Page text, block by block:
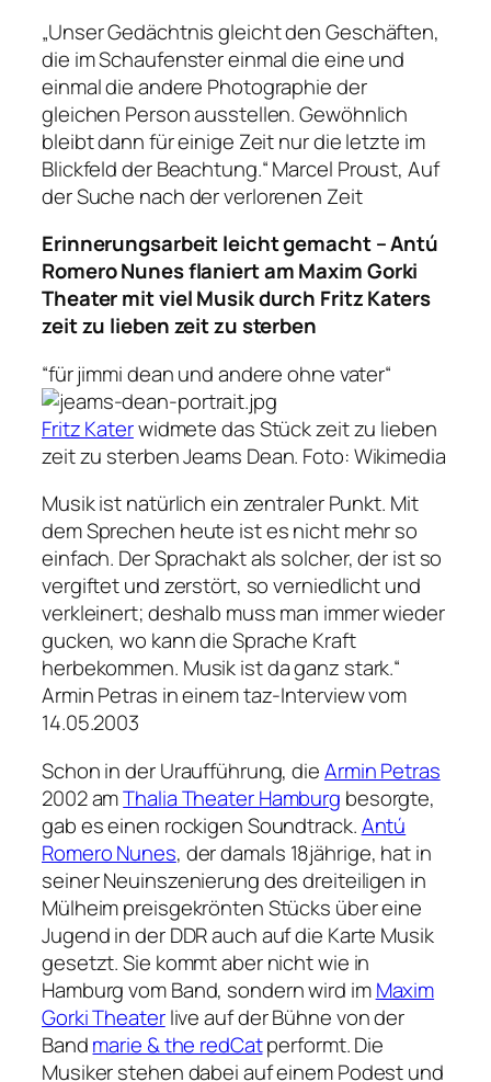
„UnserGedächtnis gleicht den Geschäften,
die im Schaufenster einmal die eine und
einmal die andere Photographie der
gleichen Person ausstellen. Gewöhnlich
bleibt dann für einige Zeit nur die letzte im
Blickfeld der Beachtung.“Marcel Proust, Auf
der Suche nach der verlorenen Zeit
Erinnerungsarbeit leicht gemacht – Antú
Romero Nunes flaniert am Maxim Gorki
Theater mit viel Musik durch Fritz Katers
zeit zu lieben zeit zu sterben
“für jimmi dean und andere ohne vater“
Fritz Katerwidmete das Stückzeit zu lieben
zeit zu sterbenJeams Dean. Foto: Wikimedia
Musik ist natürlich ein zentraler Punkt. Mit
dem Sprechen heute ist es nicht mehr so
einfach. Der Sprachakt als solcher, der ist so
vergiftet und zerstört, so verniedlicht und
verkleinert; deshalb muss man immer wieder
gucken, wo kann die Sprache Kraft
herbekommen. Musik ist da ganz stark.“
Armin Petras in einem taz-Interview vom
14.05.2003
Schon in der Uraufführung, dieArmin Petras
2002 amThalia Theater Hamburg besorgte,
gab es einen rockigen Soundtrack.Antú
Romero Nunes, der damals 18jährige, hat in
seiner Neuinszenierung des dreiteiligen in
Mülheim preisgekrönten Stücks über eine
Jugend in der DDR auch auf die Karte Musik
gesetzt. Sie kommt aber nicht wie in
Hamburg vom Band, sondern wird imMaxim
Gorki Theaterlive auf der Bühne von der
Bandmarie & the redCatperformt. Die
Musiker stehen dabei auf einem Podest und